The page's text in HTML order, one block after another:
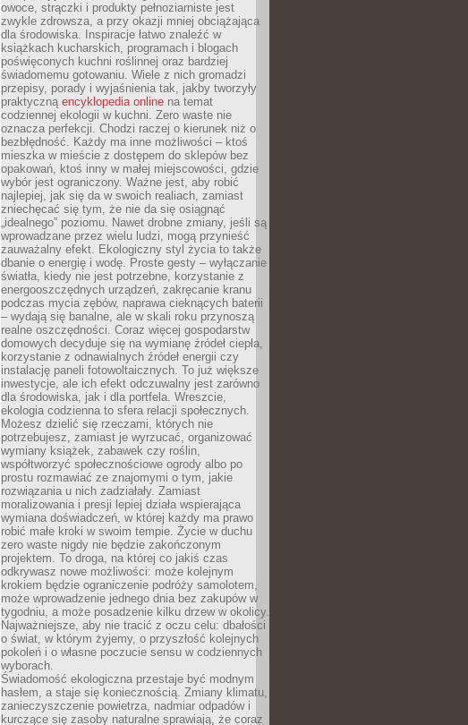
owoce, strączki i produkty pełnoziarniste jest
zwykle zdrowsza, a przy okazji mniej obciążająca
dla środowiska. Inspiracje łatwo znaleźć w
książkach kucharskich, programach i blogach
poświęconych kuchni roślinnej oraz bardziej
świadomemu gotowaniu. Wiele z nich gromadzi
przepisy, porady i wyjaśnienia tak, jakby tworzyły
praktyczną encyklopedia online na temat
codziennej ekologii w kuchni. Zero waste nie
oznacza perfekcji. Chodzi raczej o kierunek niż o
bezbłędność. Każdy ma inne możliwości – ktoś
mieszka w mieście z dostępem do sklepów bez
opakowań, ktoś inny w małej miejscowości, gdzie
wybór jest ograniczony. Ważne jest, aby robić
najlepiej, jak się da w swoich realiach, zamiast
zniechęcać się tym, że nie da się osiągnąć
„idealnego” poziomu. Nawet drobne zmiany, jeśli są
wprowadzane przez wielu ludzi, mogą przynieść
zauważalny efekt. Ekologiczny styl życia to także
dbanie o energię i wodę. Proste gesty – wyłączanie
światła, kiedy nie jest potrzebne, korzystanie z
energooszczędnych urządzeń, zakręcanie kranu
podczas mycia zębów, naprawa cieknących baterii
– wydają się banalne, ale w skali roku przynoszą
realne oszczędności. Coraz więcej gospodarstw
domowych decyduje się na wymianę źródeł ciepła,
korzystanie z odnawialnych źródeł energii czy
instalację paneli fotowoltaicznych. To już większe
inwestycje, ale ich efekt odczuwalny jest zarówno
dla środowiska, jak i dla portfela. Wreszcie,
ekologia codzienna to sfera relacji społecznych.
Możesz dzielić się rzeczami, których nie
potrzebujesz, zamiast je wyrzucać, organizować
wymiany książek, zabawek czy roślin,
współtworzyć społecznościowe ogrody albo po
prostu rozmawiać ze znajomymi o tym, jakie
rozwiązania u nich zadziałały. Zamiast
moralizowania i presji lepiej działa wspierająca
wymiana doświadczeń, w której każdy ma prawo
robić małe kroki w swoim tempie. Życie w duchu
zero waste nigdy nie będzie zakończonym
projektem. To droga, na której co jakiś czas
odkrywasz nowe możliwości: może kolejnym
krokiem będzie ograniczenie podróży samolotem,
może wprowadzenie jednego dnia bez zakupów w
tygodniu, a może posadzenie kilku drzew w okolicy.
Najważniejsze, aby nie tracić z oczu celu: dbałości
o świat, w którym żyjemy, o przyszłość kolejnych
pokoleń i o własne poczucie sensu w codziennych
wyborach.
Świadomość ekologiczna przestaje być modnym
hasłem, a staje się koniecznością. Zmiany klimatu,
zanieczyszczenie powietrza, nadmiar odpadów i
kurczące się zasoby naturalne sprawiają, że coraz